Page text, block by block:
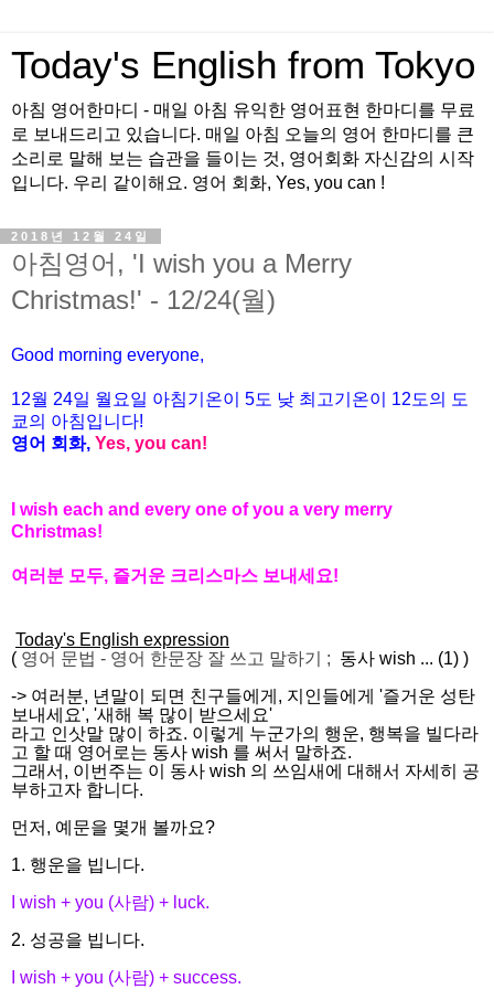
Today's English from Tokyo
아침 영어한마디 - 매일 아침 유익한 영어표현 한마디를 무료
로 보내드리고 있습니다. 매일 아침 오늘의 영어 한마디를 큰
소리로 말해 보는 습관을 들이는 것, 영어회화 자신감의 시작
입니다. 우리 같이해요. 영어 회화, Yes, you can !
2018년 12월 24일
아침영어, 'I wish you a Merry
Christmas!' - 12/24(월)
Good morning everyone,
12월 24일 월요일 아침기온이 5도 낮 최고기온이 12도의 도
쿄의 아침입니다!
영어 회화, Yes, you can!
I wish each and every one of you a very merry
Christmas!
여러분 모두, 즐거운 크리스마스 보내세요!
Today's English expression
( 영어 문법 - 영어 한문장 잘 쓰고 말하기 ; 동사 wish ... (1) )
-> 여러분, 년말이 되면 친구들에게, 지인들에게 '즐거운 성탄
보내세요', '새해 복 많이 받으세요'
라고 인삿말 많이 하죠. 이렇게 누군가의 행운, 행복을 빌다라
고 할 때 영어로는 동사 wish 를 써서 말하죠.
그래서, 이번주는 이 동사 wish 의 쓰임새에 대해서 자세히 공
부하고자 합니다.
먼저, 예문을 몇개 볼까요?
1. 행운을 빕니다.
I wish + you (사람) + luck.
2. 성공을 빕니다.
I wish + you (사람) + success.